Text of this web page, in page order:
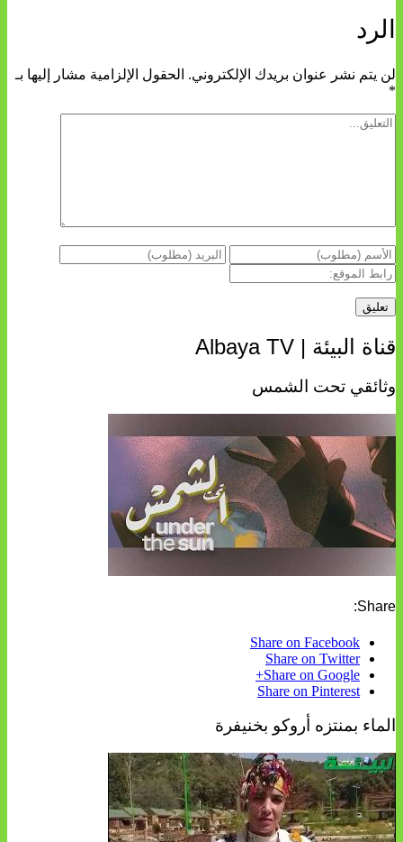
الرد
لن يتم نشر عنوان بريدك الإلكتروني. الحقول الإلزامية مشار إليها بـ
*
قناة البيئة | Albaya TV
وثائقي تحت الشمس
Share:
Share on Facebook
Share on Twitter
Share on Google+
Share on Pinterest
الماء بمنتزه أروكو بخنيفرة